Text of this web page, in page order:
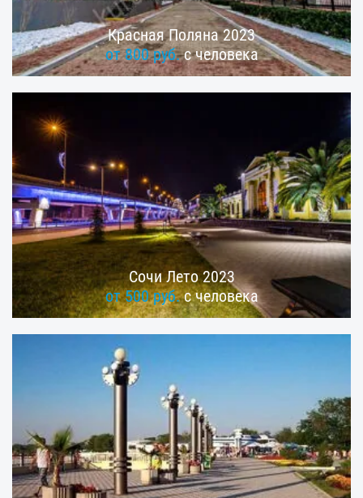
Красная Поляна 2023
от 800 руб.с человека
Сочи Лето 2023
от 500 руб.с человека